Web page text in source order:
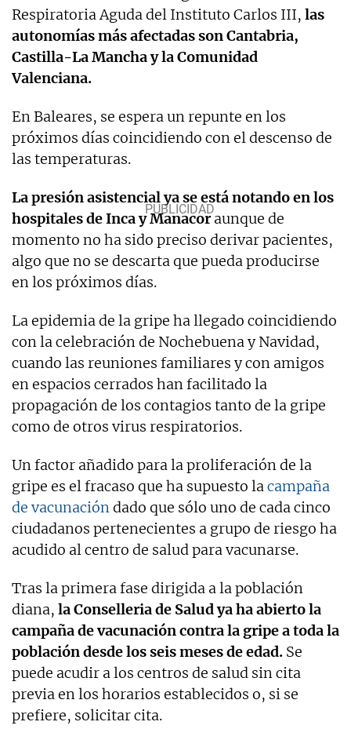
Respiratoria Aguda del Instituto Carlos III, las
autonomías más afectadas son Cantabria,
Castilla-La Mancha y la Comunidad
Valenciana.
En Baleares, se espera un repunte en los
próximos días coincidiendo con el descenso de
las temperaturas.
La presión asistencial ya se está notando en los
hospitales de Inca y Manacoraunque de
momento no ha sido preciso derivar pacientes,
algo que no se descarta que pueda producirse
en los próximos días.
La epidemia de la gripe ha llegado coincidiendo
con la celebración de Nochebuena y Navidad,
cuando las reuniones familiares y con amigos
en espacios cerrados han facilitado la
propagación de los contagios tanto de la gripe
como de otros virus respiratorios.
Un factor añadido para la proliferación de la
gripe es el fracaso que ha supuesto lacampaña
de vacunacióndado que sólo uno de cada cinco
ciudadanos pertenecientes a grupo de riesgo ha
acudido al centro de salud para vacunarse.
Tras la primera fase dirigida a la población
diana, la Conselleria de Salud ya ha abierto la
campaña de vacunación contra la gripe a toda la
población desde los seis meses de edad. Se
puede acudir a los centros de salud sin cita
previa en los horarios establecidos o, si se
prefiere, solicitar cita.